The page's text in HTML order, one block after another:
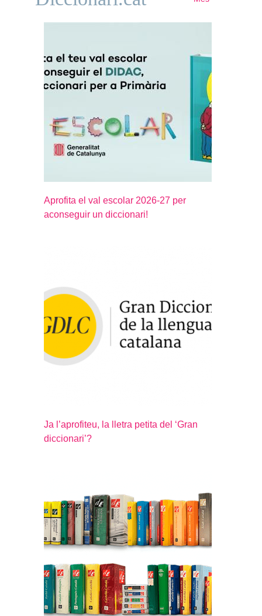
Aprofita el val escolar 2026-27 per
aconseguir un diccionari!
Ja l’aprofiteu, la lletra petita del ‘Gran
diccionari’?